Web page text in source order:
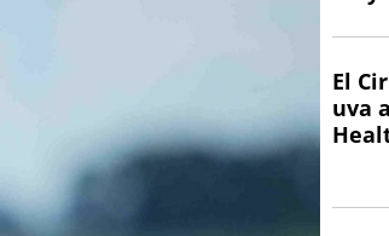
El
uva